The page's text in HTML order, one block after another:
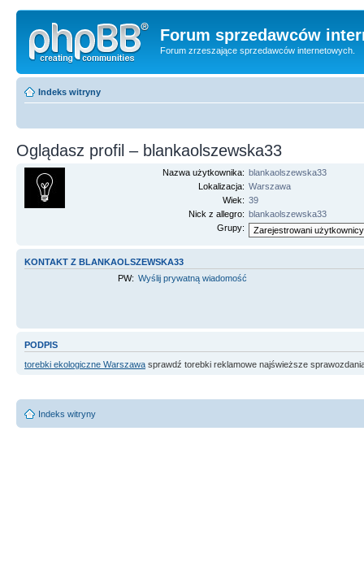
Forum sprzedawców
Forum zrzeszające sprzedawców internetowych.
Indeks witryny
Oglądasz profil – blankaolszewska33
Nazwa użytkownika: blankaolszewska33
Lokalizacja: Warszawa
Wiek: 39
Nick z allegro: blankaolszewska33
Grupy:
KONTAKT Z BLANKAOLSZEWSKA33
PW: Wyślij prywatną wiadomość
PODPIS
torebki ekologiczne Warszawa sprawdź torebki reklamowe najświeższe
Indeks witryny